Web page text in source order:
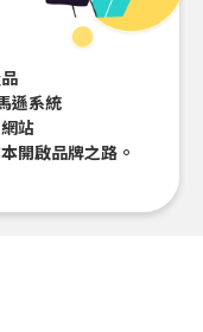
遜系統
站
開啟品牌之路。